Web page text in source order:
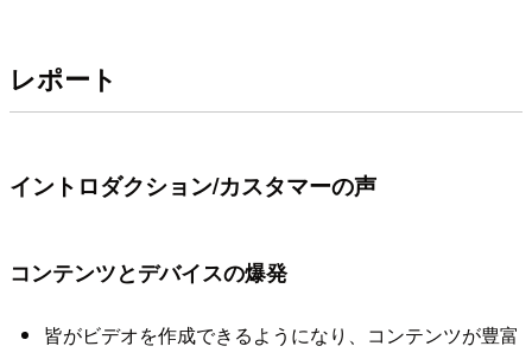
レポート
イントロダクション/カスタマーの声
コンテンツとデバイスの爆発
皆がビデオを作成できるようになり、コンテンツが豊富